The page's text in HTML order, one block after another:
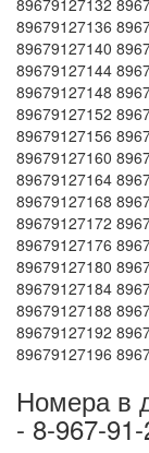
89679127132
89679127136
89679127140
89679127144
89679127148
89679127152
89679127156
89679127160
89679127164
89679127168
89679127172
89679127176
89679127180
89679127184
89679127188
89679127192
89679127196
Номера в
- 8-967-